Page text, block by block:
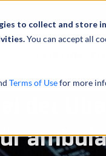
to collect and store
You can accept all
Terms of Usefor more
der